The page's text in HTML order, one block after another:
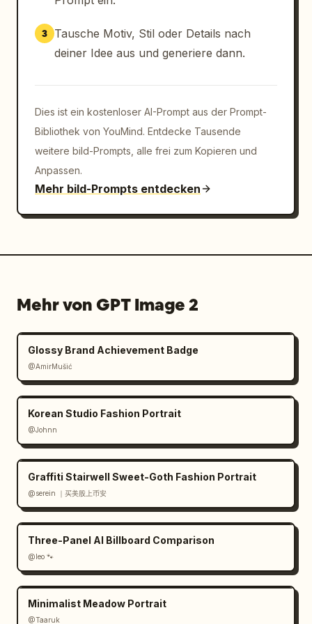
weißes Wickel-Maxikleid mit Blumenmuster, V-
Ausschnitt und Taillenband, kurze weiße Jacke
mit kobaltblauer Paspelierung, weiße
Riemchen-Heels, blaue Emaille-Ohrringe,
Blumenmuster","Weiße Kurzjacke","Blaue
Emaille-Ohrringe"],"analysis_box":"Look 01
visueller Ankerpunkt."},
{"number":"02","label":"Work Look /
Business","model":"ganzfiguriges weibliches
["Strukturierte marineblaue
Loafer"],"analysis_box":"Look 02 Analyse:
{"number":"03","label":"Date Look /
Date","model":"ganzfiguriges weibliches
Fashion-Model, trägt ein kurzärmeliges blau-
weißes Porzellan-Blumen-Teekleid, sanfter V-
Ausschnitt, taillierter Schnitt, weiße
Sandalen mit Knöchelriemen, Rattan-Mini-
Handtasche, romantische lässige
Pose","bullets":["Blau-weißes Teekleid mit
Blumenmuster","Rattan-Mini-Tasche","Weiße
Riemchensandalen"],"analysis_box":"Look 03
Analyse: Sanfte Prints und leichte
Silhouetten für einen femininen Look."}]},
rechts","count":6,"items":["Blumen-
3
Tausche Motiv, Stil oder Details nach
deiner Idee aus und generiere dann.
Dies ist ein kostenloser AI-Prompt aus der Prompt-
Bibliothek von YouMind. Entdecke Tausende
weitere bild-Prompts, alle frei zum Kopieren und
Anpassen.
Mehr bild-Prompts entdecken
Mehr von GPT Image 2
Glossy Brand Achievement Badge
@AmirMušić
Korean Studio Fashion Portrait
@Johnn
Graffiti Stairwell Sweet-Goth Fashion Portrait
@serein ｜买美股上币安
Three-Panel AI Billboard Comparison
@leo 🐾
Minimalist Meadow Portrait
@Taaruk